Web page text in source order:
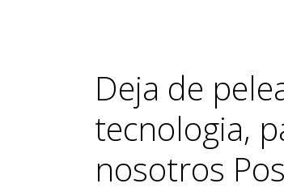
Deja de
tecnologia,
nosotros